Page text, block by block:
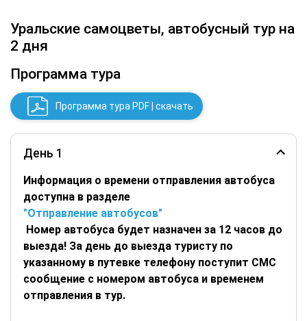
Уральские самоцветы, автобусный тур на
2 дня
Программа тура
Программа тура PDF | скачать
День 1
Информация о времени отправления автобуса
доступна в разделе
"Отправление автобусов"
Номер автобуса будет назначен за 12 часов до
выезда! За день до выезда туристу по
указанному в путевке телефону поступит СМС
сообщение с номером автобуса и временем
отправления в тур.